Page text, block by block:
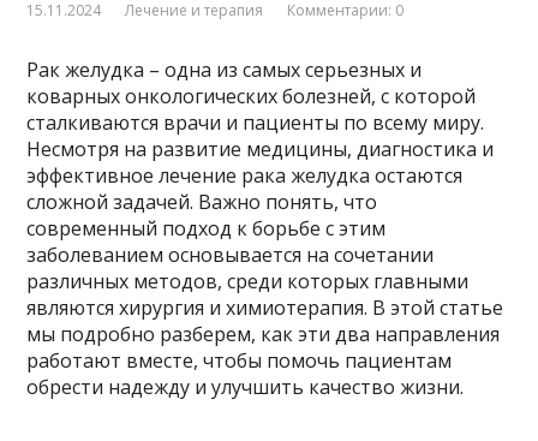
15.11.2024 Лечение и терапия Комментарии: 0
Рак желудка – одна из самых серьезных и
коварных онкологических болезней, с которой
сталкиваются врачи и пациенты по всему миру.
Несмотря на развитие медицины, диагностика и
эффективное лечение рака желудка остаются
сложной задачей. Важно понять, что
современный подход к борьбе с этим
заболеванием основывается на сочетании
различных методов, среди которых главными
являются хирургия и химиотерапия. В этой статье
мы подробно разберем, как эти два направления
работают вместе, чтобы помочь пациентам
обрести надежду и улучшить качество жизни.